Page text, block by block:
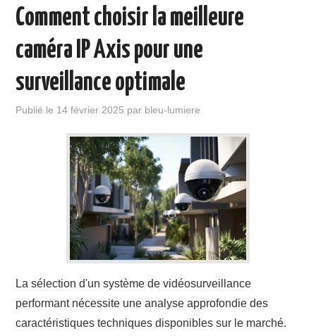
Comment choisir la meilleure
caméra IP Axis pour une
surveillance optimale
Publié le 14 février 2025 par bleu-lumiere
La sélection d'un système de vidéosurveillance
performant nécessite une analyse approfondie des
caractéristiques techniques disponibles sur le marché.